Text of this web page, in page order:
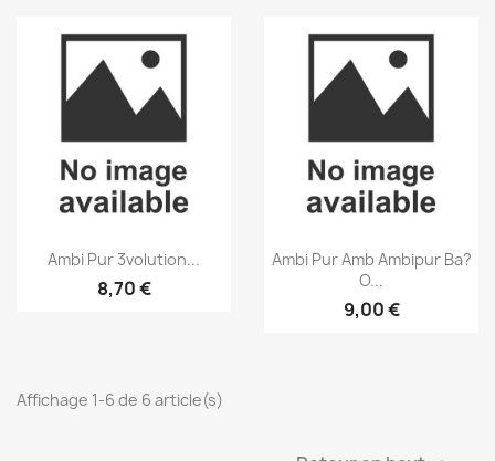
Aperçu rapide
Ambi Pur 3volution...
8,70 €
Aperçu rapide
Ambi Pur Amb Ambipur Ba?
O...
9,00 €
Affichage 1-6 de 6 article(s)